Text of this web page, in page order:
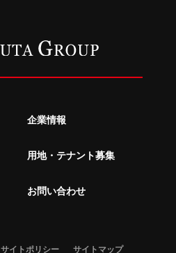
企業情報
用地・テナント募集
お問い合わせ
サイトポリシー サイトマップ